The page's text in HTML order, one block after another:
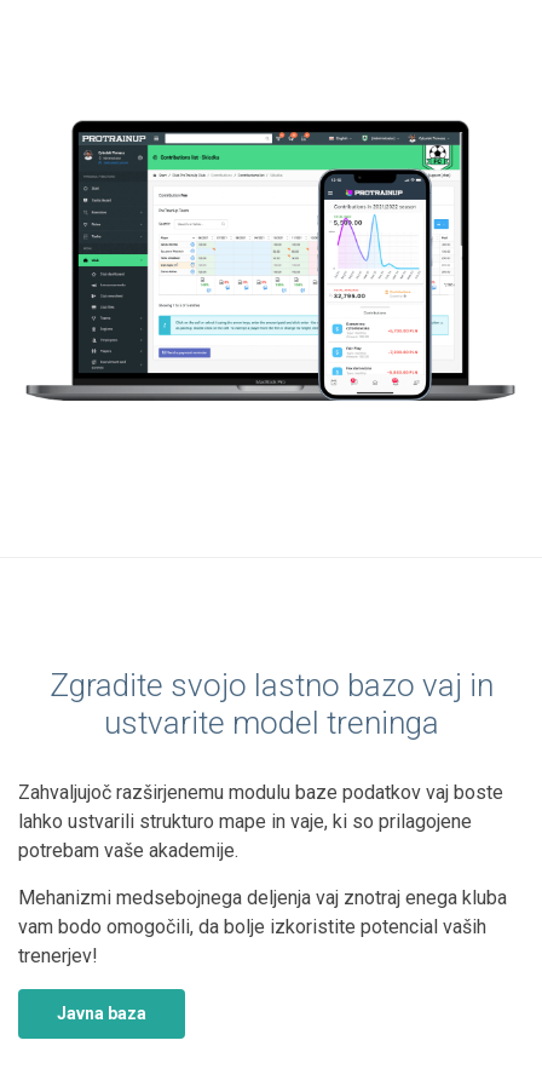
Zgradite svojo lastno bazo vaj in
ustvarite model treninga
Zahvaljujoč razširjenemu modulu baze podatkov vaj boste
lahko ustvarili strukturo mape in vaje, ki so prilagojene
potrebam vaše akademije.
Mehanizmi medsebojnega deljenja vaj znotraj enega kluba
vam bodo omogočili, da bolje izkoristite potencial vaših
trenerjev!
Javna baza